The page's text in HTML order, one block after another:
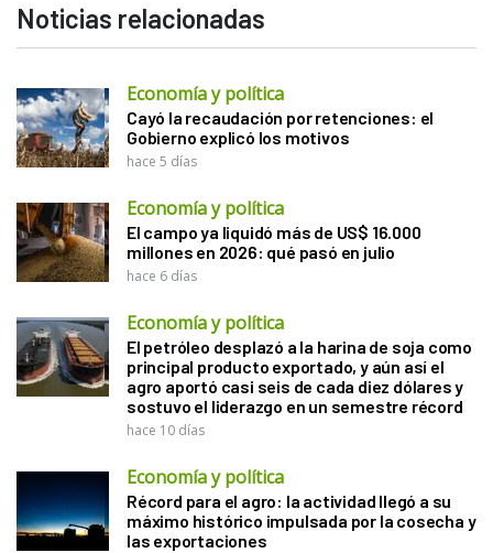
Noticias relacionadas
Economía y política
Cayó la recaudación por retenciones: el
Gobierno explicó los motivos
hace 5 días
Economía y política
El campo ya liquidó más de US$ 16.000
millones en 2026: qué pasó en julio
hace 6 días
Economía y política
El petróleo desplazó a la harina de soja como
principal producto exportado, y aún así el
agro aportó casi seis de cada diez dólares y
sostuvo el liderazgo en un semestre récord
hace 10 días
Economía y política
Récord para el agro: la actividad llegó a su
máximo histórico impulsada por la cosecha y
las exportaciones